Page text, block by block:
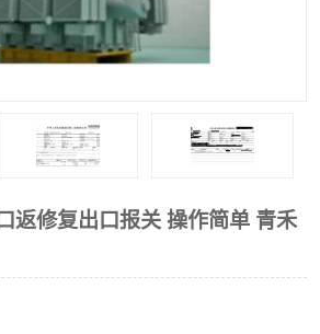
返修复出口报关 操作简单 青禾